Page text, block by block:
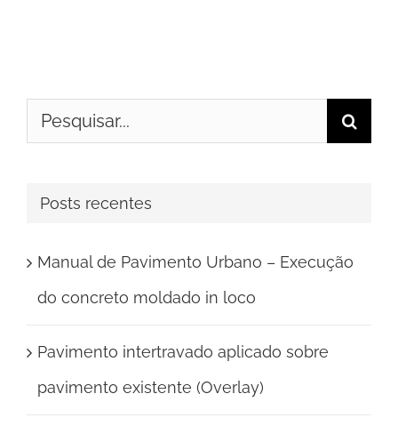
Buscar
Posts recentes
Manual de Pavimento Urbano – Execução
do concreto moldado in loco
Pavimento intertravado aplicado sobre
pavimento existente (Overlay)